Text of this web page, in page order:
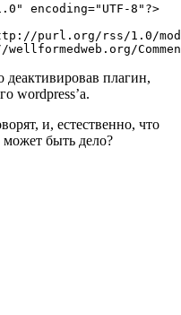
encoding="UTF-8"?>
purl.org/rss/1.0/
деактивировав плагин,
wordpress’a.
и, естественно, что
быть дело?